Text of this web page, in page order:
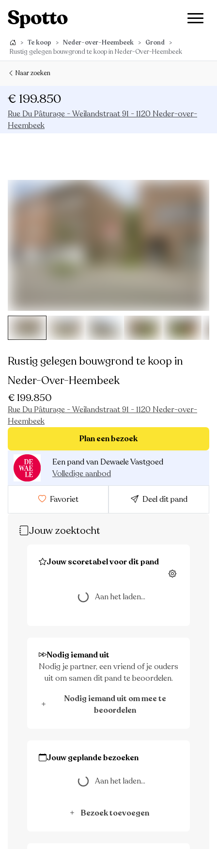
> Te koop > Neder-over-Heembeek > Grond >
Rustig gelegen bouwgrond te koop in Neder-Over-Heembeek
Naar zoeken
€ 199.850
Rue Du Pâturage - Weilandstraat 91 - 1120 Neder-over-
Heembeek
Rustig gelegen bouwgrond te koop in
Neder-Over-Heembeek
€ 199.850
Rue Du Pâturage - Weilandstraat 91 - 1120 Neder-over-
Heembeek
Plan een bezoek
Een pand van Dewaele Vastgoed
Volledige aanbod
Favoriet Deel dit pand
Jouw zoektocht
Jouw scoretabel voor dit pand
Instellingen
Aan het laden... Aan het laden...
Nodig iemand uit
Nodig je partner, een vriend of je ouders
uit om samen dit pand te beoordelen.
Nodig iemand uit om mee te
beoordelen
Jouw geplande bezoeken
Aan het laden... Aan het laden...
Bezoek toevoegen